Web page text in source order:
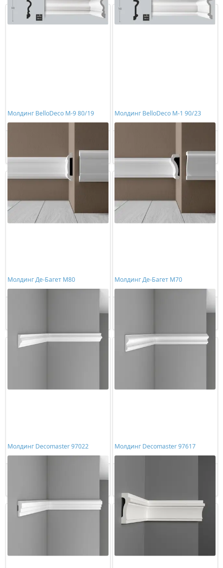
Молдинг BelloDeco М-9 80/19
Купить
Молдинг BelloDeco М-1 90/23
Купить
Молдинг Де-Багет М80 Молдинг Де-Багет М70
Молдинг Decomaster 97022 Молдинг Decomaster 97617